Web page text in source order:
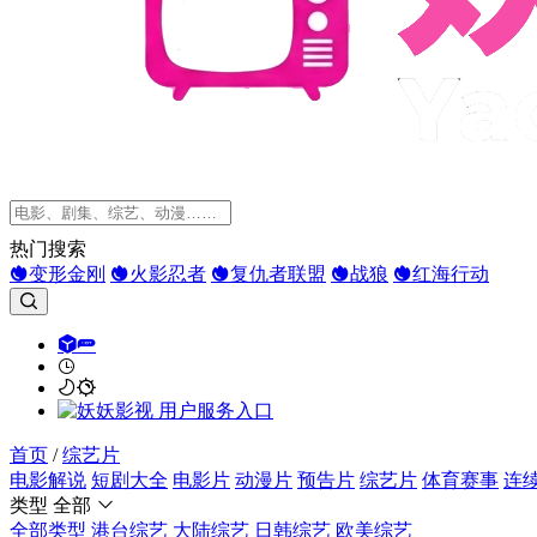
热门搜索
变形金刚
火影忍者 复仇者联盟 战狼 红海行动
首页 /综艺片
电影解说 短剧大全 电影片 动漫片 预告片 综艺片 体育赛事 连
类型 全部
全部类型 港台综艺 大陆综艺 日韩综艺 欧美综艺